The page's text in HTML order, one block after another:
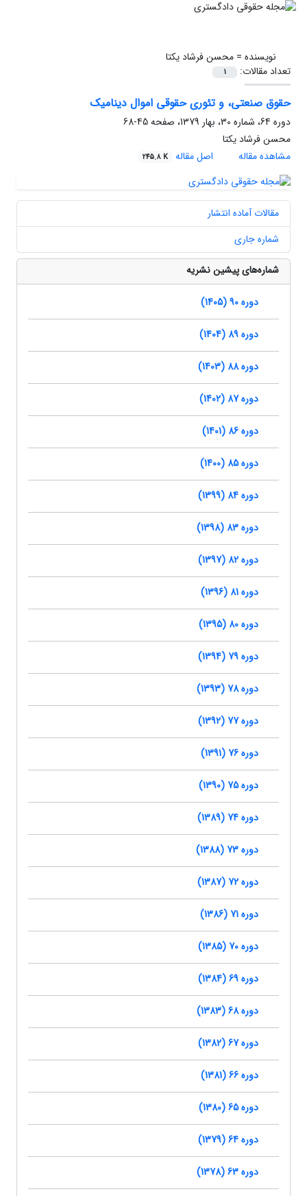
نویسنده =محسن فرشاد یکتا
تعداد مقالات:
1
حقوق صنعتی، و تئوری حقوقی اموال دینامیک
دوره 64، شماره 30، بهار 1379، صفحه
45-68
محسن فرشاد یکتا
مشاهده مقاله
اصل مقاله 245.8 K
مقالات آماده انتشار
شماره جاری
شماره‌های پیشین نشریه
دوره 90 (1405)
دوره 89 (1404)
دوره 88 (1403)
دوره 87 (1402)
دوره 86 (1401)
دوره 85 (1400)
دوره 84 (1399)
دوره 83 (1398)
دوره 82 (1397)
دوره 81 (1396)
دوره 80 (1395)
دوره 79 (1394)
دوره 78 (1393)
دوره 77 (1392)
دوره 76 (1391)
دوره 75 (1390)
دوره 74 (1389)
دوره 73 (1388)
دوره 72 (1387)
دوره 71 (1386)
دوره 70 (1385)
دوره 69 (1384)
دوره 68 (1383)
دوره 67 (1382)
دوره 66 (1381)
دوره 65 (1380)
دوره 64 (1379)
دوره 63 (1378)